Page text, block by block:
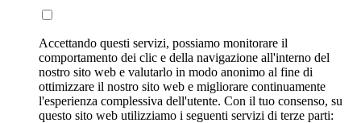
Accettando questi servizi, possiamo monitorare il
comportamento dei clic e della navigazione all'interno del
nostro sito web e valutarlo in modo anonimo al fine di
ottimizzare il nostro sito web e migliorare continuamente
l'esperienza complessiva dell'utente. Con il tuo consenso, su
questo sito web utilizziamo i seguenti servizi di terze parti: